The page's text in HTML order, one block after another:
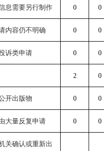
息需要另行制作 0 0
内容仍不明确 0 0
诉类申请 0 0
2 0
开出版物 0 0
大量反复申请 0 0
关确认或重新出